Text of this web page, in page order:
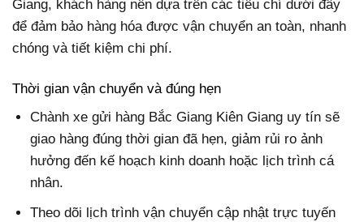
Giang, khách hàng nên dựa trên các tiêu chí dưới đây
để đảm bảo hàng hóa được vận chuyển an toàn, nhanh
chóng và tiết kiệm chi phí.
Thời gian vận chuyển và đúng hẹn
Chành xe gửi hàng Bắc Giang Kiên Giang uy tín sẽ
giao hàng đúng thời gian đã hẹn, giảm rủi ro ảnh
hưởng đến kế hoạch kinh doanh hoặc lịch trình cá
nhân.
Theo dõi lịch trình vận chuyển cập nhật trực tuyến